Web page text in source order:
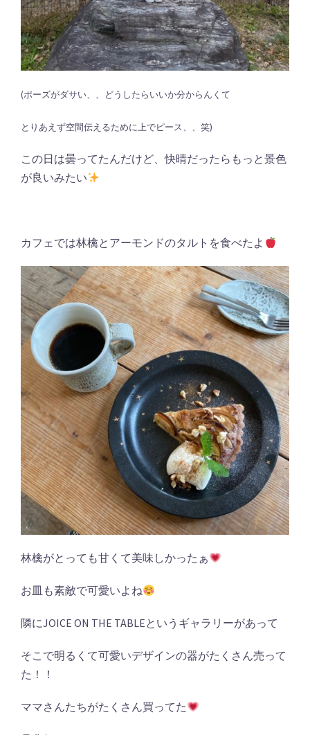
(ポーズがダサい、、どうしたらいいか分からんくて
とりあえず空間伝えるために上でピース、、笑)
この日は曇ってたんだけど、快晴だったらもっと景色
が良いみたい
カフェでは林檎とアーモンドのタルトを食べたよ
林檎がとっても甘くて美味しかったぁ
お皿も素敵で可愛いよね
隣にJOICE ON THE TABLEというギャラリーがあって
そこで明るくて可愛いデザインの器がたくさん売って
た！！
ママさんたちがたくさん買ってた